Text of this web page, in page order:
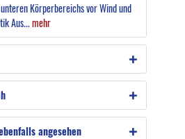
Körperbereichs vor Wind und
Aus...mehr
angesehen